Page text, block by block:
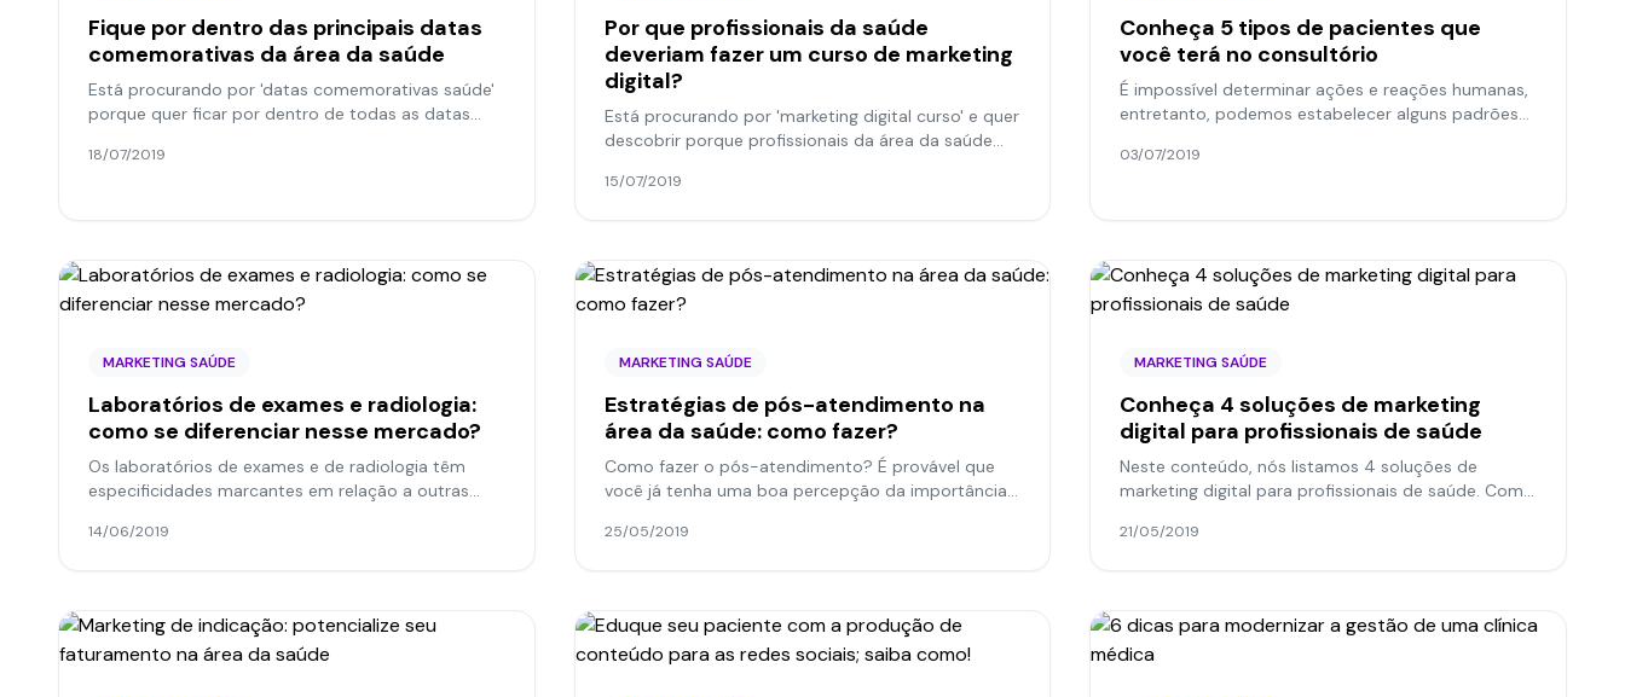
Fique por dentro das principais datas
comemorativas da área da saúde
Está procurando por 'datas comemorativas saúde'
porque quer ficar por dentro de todas as datas
mesmo!
18/07/2019
Por que profissionais da saúde
deveriam fazer um curso de marketing
digital?
Está procurando por 'marketing digital curso' e quer
descobrir porque profissionais da área da saúde
confira!
15/07/2019
Conheça 5 tipos de pacientes que
você terá no consultório
É impossível determinar ações e reações humanas,
entretanto, podemos estabelecer alguns padrões
determinados grupos. Em...
03/07/2019
MARKETING SAÚDE
Laboratórios de exames e radiologia:
como se diferenciar nesse mercado?
Os laboratórios de exames e de radiologia têm
especificidades marcantes em relação a outras
precisão de exames,...
14/06/2019
MARKETING SAÚDE
Estratégias de pós-atendimento na
área da saúde: como fazer?
Como fazer o pós-atendimento? É provável que
você já tenha uma boa percepção da importância
ainda assim vale a...
25/05/2019
MARKETING SAÚDE
Conheça 4 soluções de marketing
digital para profissionais de saúde
Neste conteúdo, nós listamos 4 soluções de
marketing digital para profissionais de saúde. Com
consequentemente, maior...
21/05/2019